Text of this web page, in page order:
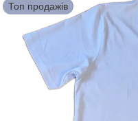
Топ продажів